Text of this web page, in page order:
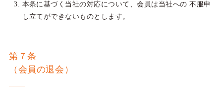
本条に基づく当社の対応について、会員は当社への 不服申
し立てができないものとします。
第７条
（会員の退会）